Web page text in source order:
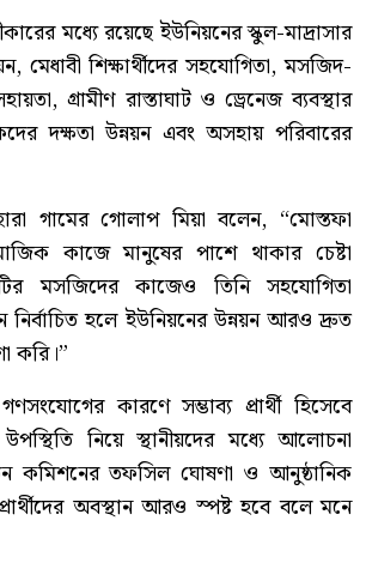
মধ্যে রয়েছে ইউনিয়নের স্কুল-মাদ্রাসার
মেধাবী শিক্ষার্থীদের সহযোগিতা, মসজিদ-
গ্রামীণ রাস্তাঘাট ও ড্রেনেজ ব্যবস্থার
দক্ষতা উন্নয়ন এবং অসহায় পরিবারের
গামের গোলাপ মিয়া বলেন, “মোস্তফা
কাজে মানুষের পাশে থাকার চেষ্টা
মসজিদের কাজেও তিনি সহযোগিতা
নির্বাচিত হলে ইউনিয়নের উন্নয়ন আরও দ্রুত
করি।”
কারণে সম্ভাব্য প্রার্থী হিসেবে
নিয়ে স্থানীয়দের মধ্যে আলোচনা
কমিশনের তফসিল ঘোষণা ও আনুষ্ঠানিক
অবস্থান আরও স্পষ্ট হবে বলে মনে